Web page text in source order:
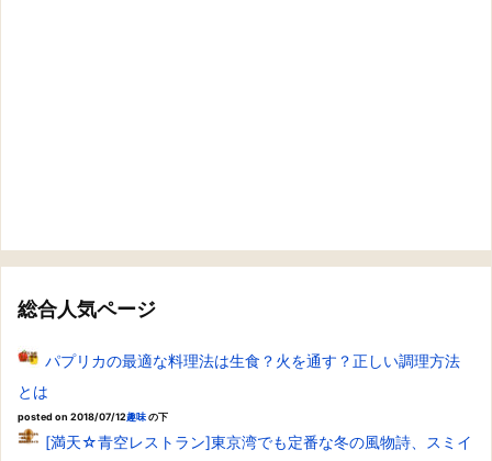
総合人気ページ
パプリカの最適な料理法は生食？火を通す？正しい調理方法
とは
posted on 2018/07/12趣味の下
[満天☆青空レストラン]東京湾でも定番な冬の風物詩、スミイ